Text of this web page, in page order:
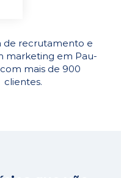
de recrutamento e
marketing em Pau-
mais de 900
clientes.